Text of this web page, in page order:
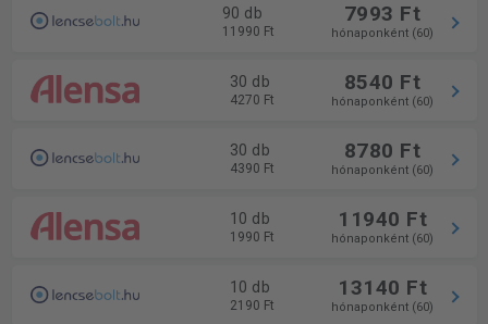
90 db
11990 Ft
7993 Ft
hónaponként (60)
30 db
4270 Ft
8540 Ft
hónaponként (60)
30 db
4390 Ft
8780 Ft
hónaponként (60)
10 db
1990 Ft
11940 Ft
hónaponként (60)
10 db
2190 Ft
13140 Ft
hónaponként (60)